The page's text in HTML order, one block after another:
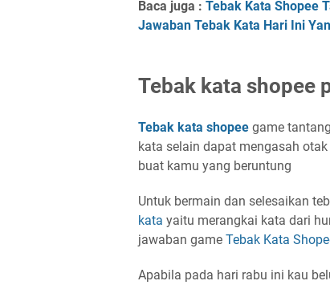
Baca juga : Tebak Kata Shopee
Jawaban Tebak Kata Hari Ini
Tebak kata shopee
Tebak kata shopee game
kata selain dapat mengasah
buat kamu yang beruntung
Untuk bermain dan selesaikan
kata yaitu merangkai kata dari
jawaban game Tebak Kata
Apabila pada hari rabu ini kau